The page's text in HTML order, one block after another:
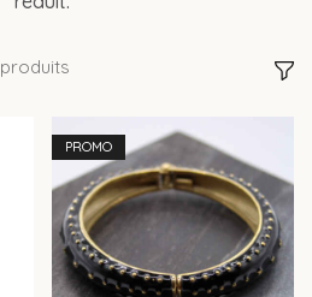
produits
PROMO